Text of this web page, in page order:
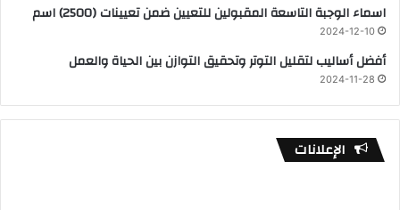
اسماء الوجبة التاسعة المقبولين للتعيين ضمن تعيينات (2500) اسم
2024-12-10
أفضل أساليب لتقليل التوتر وتحقيق التوازن بين الحياة والعمل
2024-11-28
الإعلانات